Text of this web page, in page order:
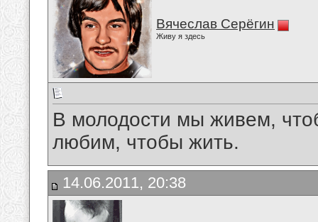
Вячеслав Серёгин
Живу я здесь
В молодости мы живем,
любим, чтобы жить.
14.06.2011, 20:38